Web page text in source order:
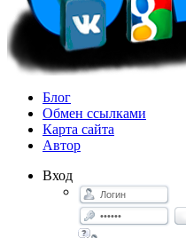
Блог
Обмен ссылками
Карта сайта
Автор
Вход